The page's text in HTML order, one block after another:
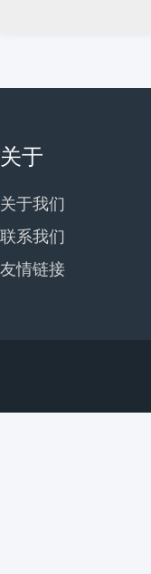
关于
关于我们
联系我们
友情链接